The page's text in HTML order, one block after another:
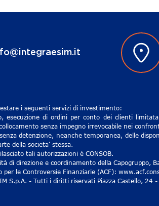
i seguenti servizi di investimento:
esecuzione di ordini per conto dei clienti
senza impegno irrevocabile nei
detenzione, neanche temporanea, delle
della societa' stessa.
tali autorizzazioni è CONSOB.
di direzione e coordinamento della Capogruppo,
per le Controversie Finanziarie (ACF):
S.p.A. - Tutti i diritti riservati Piazza Castello, 24